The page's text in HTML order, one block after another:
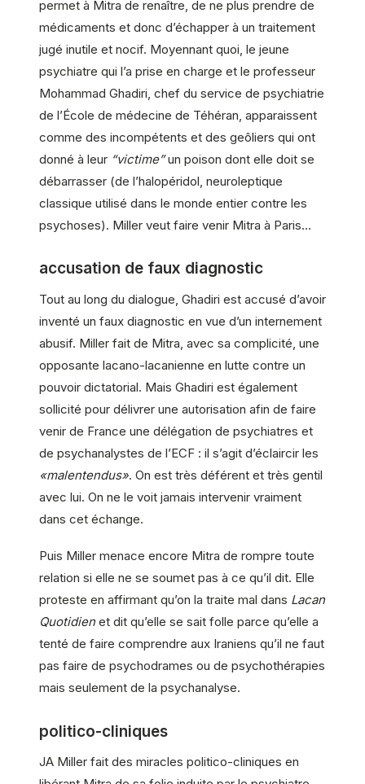
permet à Mitra de renaître, de ne plus prendre de
médicaments et donc d’échapper à un traitement
jugé inutile et nocif. Moyennant quoi, le jeune
psychiatre qui l’a prise en charge et le professeur
Mohammad Ghadiri, chef du service de psychiatrie
de l’École de médecine de Téhéran, apparaissent
comme des incompétents et des geôliers qui ont
donné à leur “victime”un poison dont elle doit se
débarrasser (de l’halopéridol, neuroleptique
classique utilisé dans le monde entier contre les
psychoses). Miller veut faire venir Mitra à Paris…
accusation de faux diagnostic
Tout au long du dialogue, Ghadiri est accusé d’avoir
inventé un faux diagnostic en vue d’un internement
abusif. Miller fait de Mitra, avec sa complicité, une
opposante lacano-lacanienne en lutte contre un
pouvoir dictatorial. Mais Ghadiri est également
sollicité pour délivrer une autorisation afin de faire
venir de France une délégation de psychiatres et
de psychanalystes de l’ECF : il s’agit d’éclaircir les
«malentendus». On est très déférent et très gentil
avec lui. On ne le voit jamais intervenir vraiment
dans cet échange.
Puis Miller menace encore Mitra de rompre toute
relation si elle ne se soumet pas à ce qu’il dit. Elle
proteste en affirmant qu’on la traite mal dans Lacan
Quotidienet dit qu’elle se sait folle parce qu’elle a
tenté de faire comprendre aux Iraniens qu’il ne faut
pas faire de psychodrames ou de psychothérapies
mais seulement de la psychanalyse.
politico-cliniques
JA Miller fait des miracles politico-cliniques en